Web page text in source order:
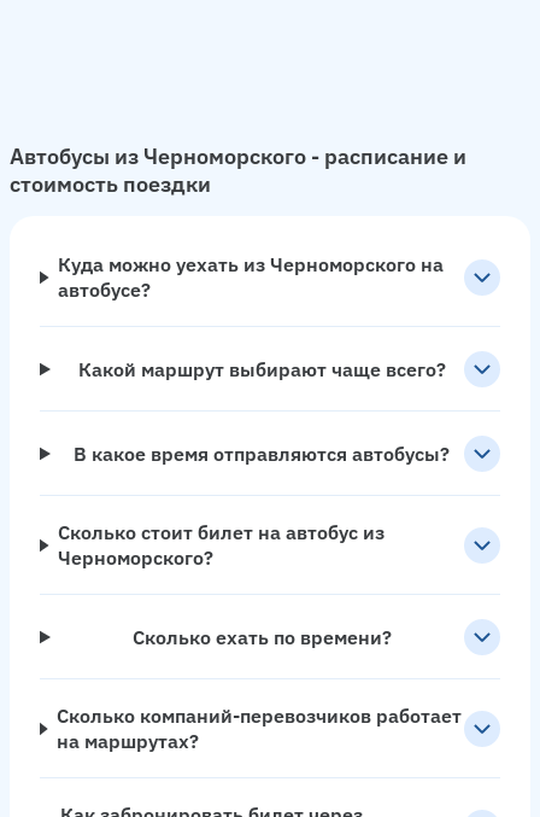
Автобусы из Черноморского - расписание и
стоимость поездки
Куда можно уехать из Черноморского на
автобусе?
Какой маршрут выбирают чаще всего?
В какое время отправляются автобусы?
Сколько стоит билет на автобус из
Черноморского?
Сколько ехать по времени?
Сколько компаний-перевозчиков работает
на маршрутах?